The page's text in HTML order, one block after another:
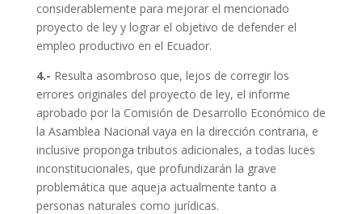
considerablemente para mejorar el mencionado
proyecto de ley y lograr el objetivo de defender el
empleo productivo en el Ecuador.
4.- Resulta asombroso que, lejos de corregir los
errores originales del proyecto de ley, el informe
aprobado por la Comisión de Desarrollo Económico de
la Asamblea Nacional vaya en la dirección contraria, e
inclusive proponga tributos adicionales, a todas luces
inconstitucionales, que profundizarán la grave
problemática que aqueja actualmente tanto a
personas naturales como jurídicas.